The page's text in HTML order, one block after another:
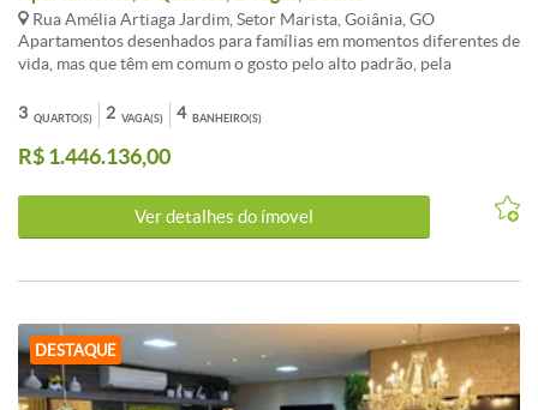
Rua Amélia Artiaga Jardim, Setor Marista, Goiânia, GO
Apartamentos desenhados para famílias em momentos diferentes de
vida, mas que têm em comum o gosto pelo alto padrão, pela
privilegiada da cidade. Preço e disponibilidade do imóvel sujeitos a
alteração sem aviso prévio.
QUARTO(S)
3 VAGA(S)
2 BANHEIRO(S)
4
R$ 1.446.136,00
Ver detalhes do ímovel
DESTAQUE